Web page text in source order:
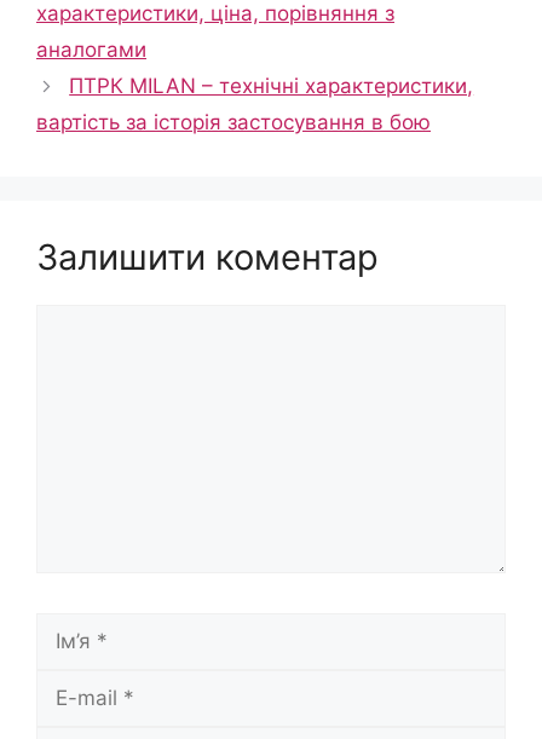
характеристики, ціна, порівняння з
аналогами
ПТРК MILAN – технічні характеристики,
вартість за історія застосування в бою
Залишити коментар
mail